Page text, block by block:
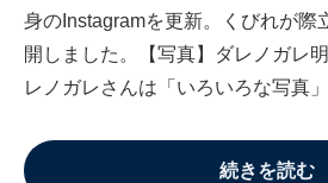
身のInstagramを更新。くびれが際
開しました。【写真】ダレノガレ
レノガレさんは「いろいろな写真
続きを読む